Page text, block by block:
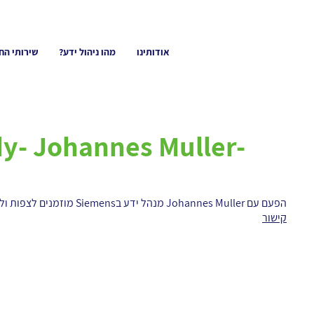
אודותינו מהו ניהול ידע? שירותי
Johannes Muller-
הפעם עם Johannes Muller מנהל ידע בSiemens מוזמנים לצפות וללמוד- אני למדתי!
קישור